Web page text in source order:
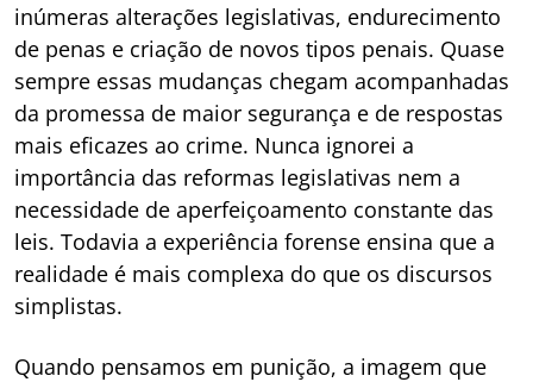
inúmeras alterações legislativas, endurecimento
de penas e criação de novos tipos penais. Quase
sempre essas mudanças chegam acompanhadas
da promessa de maior segurança e de respostas
mais eficazes ao crime. Nunca ignorei a
importância das reformas legislativas nem a
necessidade de aperfeiçoamento constante das
leis. Todavia a experiência forense ensina que a
realidade é mais complexa do que os discursos
simplistas.
Quando pensamos em punição, a imagem que